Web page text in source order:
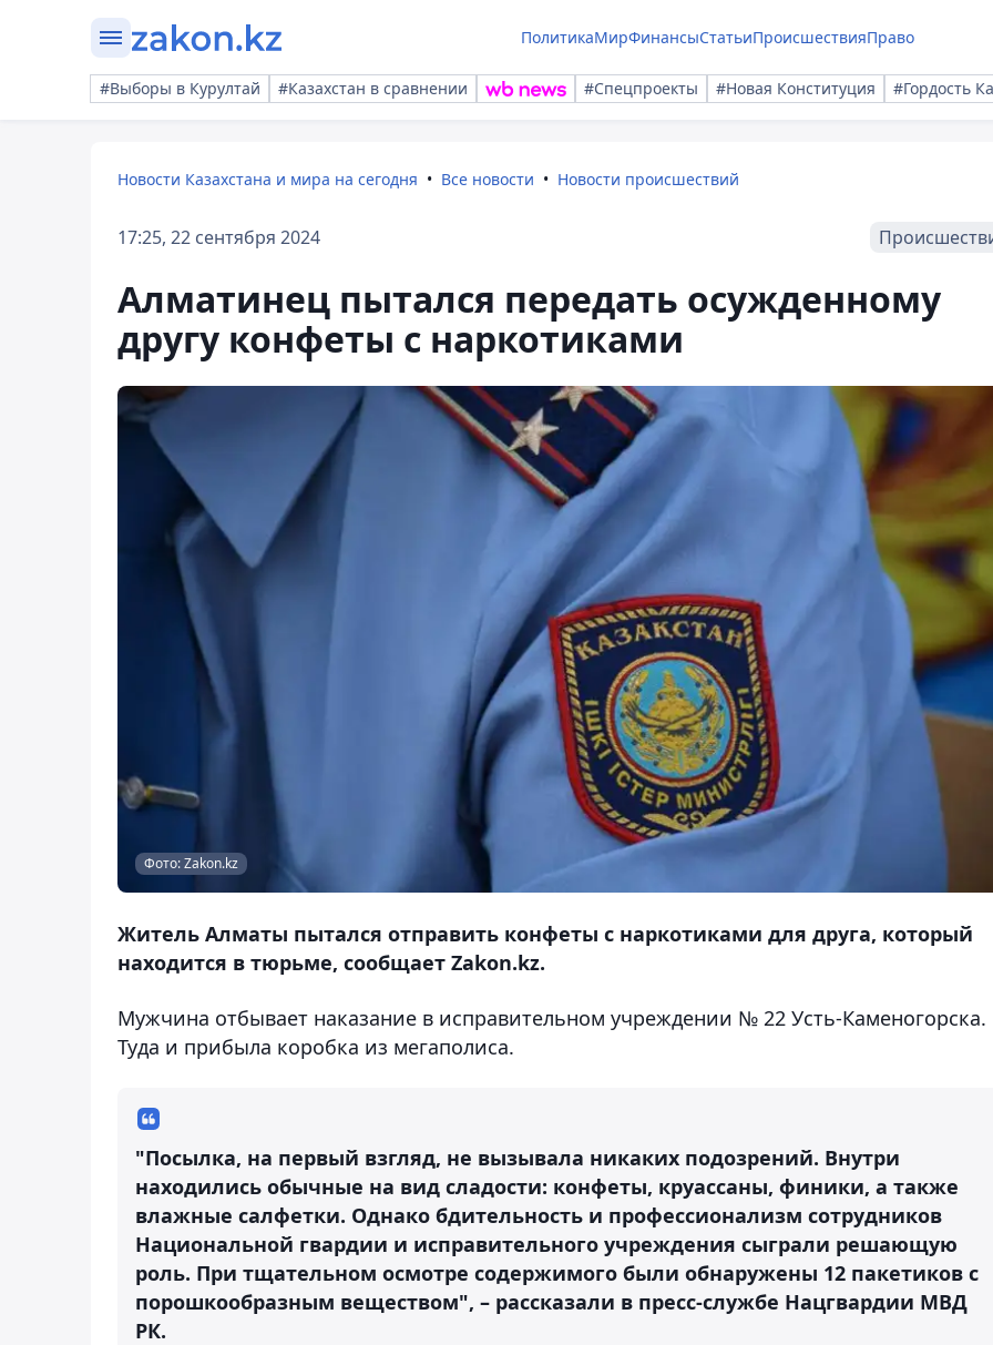
ПолитикаМирФинансыСтатьиПроисшествияПраво
#Выборы в Курултай #Казахстан в сравнении #Спецпроекты #Новая Конституция #Гордость
Новости Казахстана и мира на сегодня Все новости Новости происшествий
17:25, 22 сентября 2024
Алматинец пытался передать осужденному
другу конфеты с наркотиками
Фото: Zakon.kz
Житель Алматы пытался отправить конфеты с наркотиками для друга, который
находится в тюрьме, сообщает Zakon.kz.
Мужчина отбывает наказание в исправительном учреждении № 22 Усть-Каменогорска.
Туда и прибыла коробка из мегаполиса.
"Посылка, на первый взгляд, не вызывала никаких подозрений. Внутри
находились обычные на вид сладости: конфеты, круассаны, финики, а также
влажные салфетки. Однако бдительность и профессионализм сотрудников
Национальной гвардии и исправительного учреждения сыграли решающую
роль. При тщательном осмотре содержимого были обнаружены 12 пакетиков с
порошкообразным веществом", – рассказали в пресс-службе Нацгвардии МВД
РК.